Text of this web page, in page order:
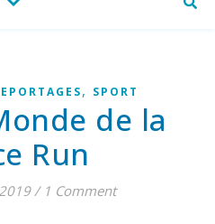
, SPORT
de la
Run
/ 1 Comment